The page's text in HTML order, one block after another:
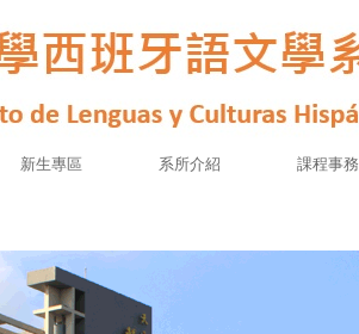
新生專區 系所介紹 課程事務